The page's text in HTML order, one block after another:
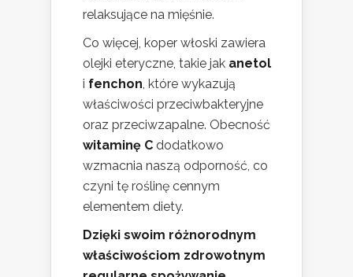
relaksujące na mięśnie.
Co więcej, koper włoski zawiera
olejki eteryczne, takie jak anetol
i fenchon, które wykazują
właściwości przeciwbakteryjne
oraz przeciwzapalne. Obecność
witaminę C dodatkowo
wzmacnia naszą odporność, co
czyni tę roślinę cennym
elementem diety.
Dzięki swoim różnorodnym
właściwościom zdrowotnym